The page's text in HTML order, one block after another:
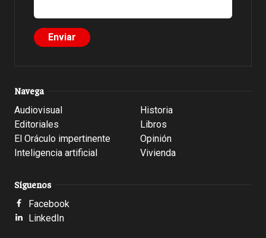
Navega
Audiovisual
Editoriales
El Oráculo impertinente
Inteligencia artificial
Historia
Libros
Opinión
Vivienda
Síguenos
Facebook
LinkedIn